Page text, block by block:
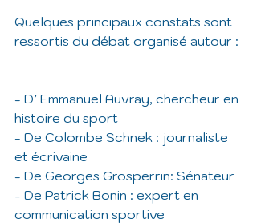
Quelques principaux constats sont
ressortis du débat organisé autour :
- D’ Emmanuel Auvray, chercheur en
histoire du sport
- De Colombe Schnek : journaliste
et écrivaine
- De Georges Grosperrin: Sénateur
- De Patrick Bonin : expert en
communication sportive